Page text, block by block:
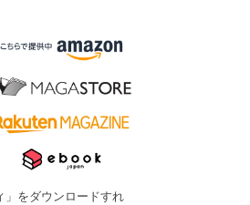
をダウンロードすれ